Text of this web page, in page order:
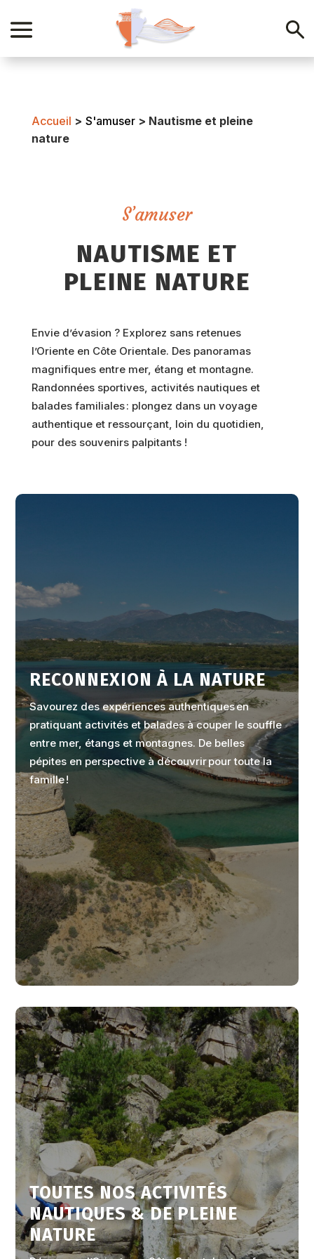
Accueil > S'amuser> Nautisme et pleine
nature
S’amuser
NAUTISME ET
PLEINE NATURE
Envie d’évasion ? Explorez sans retenues
l’Oriente en Côte Orientale. Des panoramas
magnifiques entre mer, étang et montagne.
Randonnées sportives, activités nautiques et
balades familiales : plongez dans un voyage
authentique et ressourçant, loin du quotidien,
pour des souvenirs palpitants !
RECONNEXION À LA NATURE
Savourez des expériences authentiques en
pratiquant activités et balades à couper le souffle
entre mer, étangs et montagnes. De belles
pépites en perspective à découvrir pour toute la
famille !
TOUTES NOS ACTIVITÉS
NAUTIQUES & DE PLEINE
NATURE